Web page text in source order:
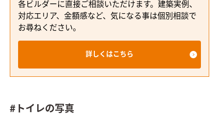
各ビルダーに直接ご相談いただけます。建築実例、
対応エリア、金額感など、気になる事は個別相談で
お尋ねください。
詳しくはこちら
#トイレの写真